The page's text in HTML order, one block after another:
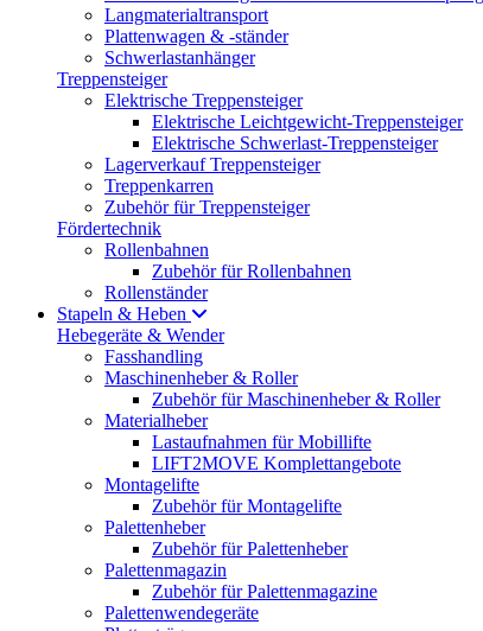
Langmaterialtransport
Plattenwagen & -ständer
Schwerlastanhänger
Treppensteiger
Elektrische Treppensteiger
Elektrische Leichtgewicht-Treppensteiger
Elektrische Schwerlast-Treppensteiger
Lagerverkauf Treppensteiger
Treppenkarren
Zubehör für Treppensteiger
Fördertechnik
Rollenbahnen
Zubehör für Rollenbahnen
Rollenständer
Stapeln & Heben
Hebegeräte & Wender
Fasshandling
Maschinenheber & Roller
Zubehör für Maschinenheber & Roller
Materialheber
Lastaufnahmen für Mobillifte
LIFT2MOVE Komplettangebote
Montagelifte
Zubehör für Montagelifte
Palettenheber
Zubehör für Palettenheber
Palettenmagazin
Zubehör für Palettenmagazine
Palettenwendegeräte